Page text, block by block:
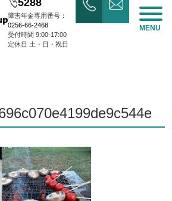
障害年金専用番号：
0256-66-2468
受付時間 9:00-17:00
定休日 土・日・祝日
MENU